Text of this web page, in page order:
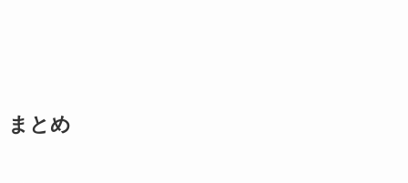
まとめ